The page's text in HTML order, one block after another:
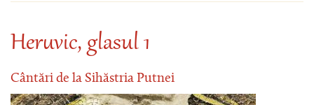
Heruvic, glasul 1
Cântări de la Sihăstria Putnei